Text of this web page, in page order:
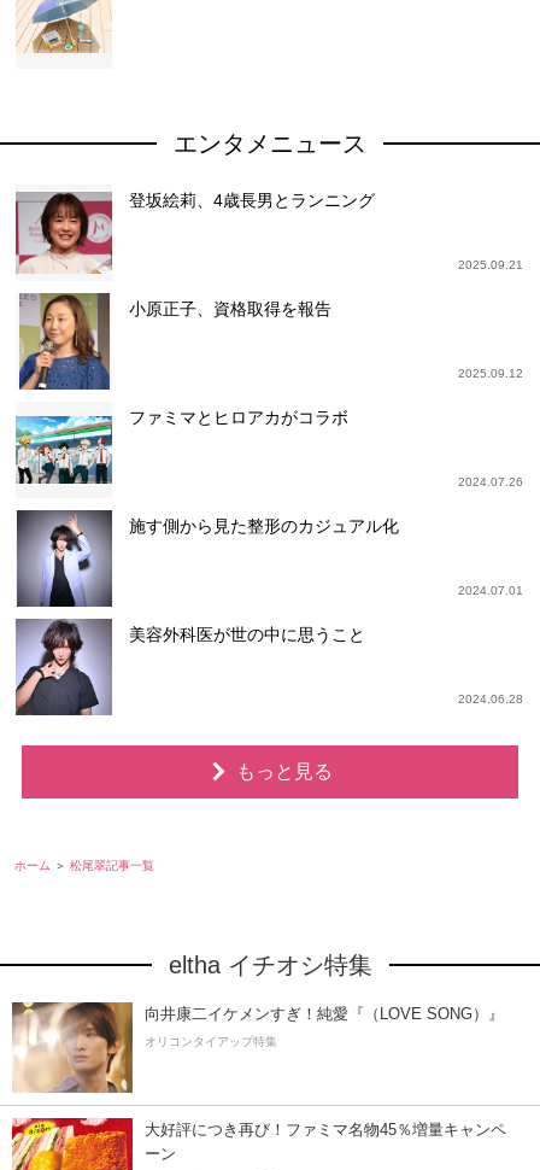
エンタメニュース
登坂絵莉、4歳長男とランニング
2025.09.21
小原正子、資格取得を報告
2025.09.12
ファミマとヒロアカがコラボ
2024.07.26
施す側から見た整形のカジュアル化
2024.07.01
美容外科医が世の中に思うこと
2024.06.28
もっと見る
ホーム 松尾翠記事一覧
eltha イチオシ特集
向井康二イケメンすぎ！純愛『（LOVE SONG）』
オリコンタイアップ特集
大好評につき再び！ファミマ名物45％増量キャンペ
ーン